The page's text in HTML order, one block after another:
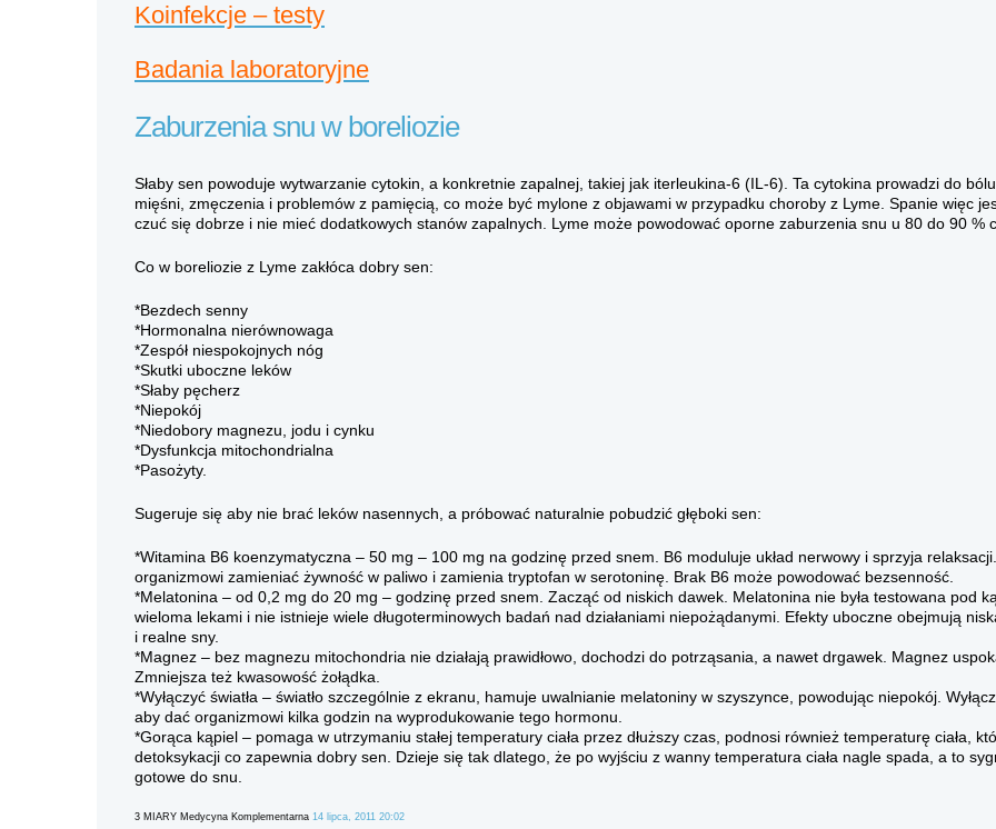
Koinfekcje – testy
Badania laboratoryjne
Zaburzenia snu w boreliozie
Słaby sen powoduje wytwarzanie cytokin, a konkretnie zapalnej, takiej jak iterleukina-6 (IL-6). Ta cytokina prowadzi do
mięśni, zmęczenia i problemów z pamięcią, co może być mylone z objawami w przypadku choroby z Lyme. Spanie więc
czuć się dobrze i nie mieć dodatkowych stanów zapalnych. Lyme może powodować oporne zaburzenia snu u 80 do 90 %
Co w boreliozie z Lyme zakłóca dobry sen:
*Bezdech senny
*Hormonalna nierównowaga
*Zespół niespokojnych nóg
*Skutki uboczne leków
*Słaby pęcherz
*Niepokój
*Niedobory magnezu, jodu i cynku
*Dysfunkcja mitochondrialna
*Pasożyty.
Sugeruje się aby nie brać leków nasennych, a próbować naturalnie pobudzić głęboki sen:
*Witamina B6 koenzymatyczna – 50 mg – 100 mg na godzinę przed snem. B6 moduluje układ nerwowy i sprzyja
organizmowi zamieniać żywność w paliwo i zamienia tryptofan w serotoninę. Brak B6 może powodować bezsenność.
*Melatonina – od 0,2 mg do 20 mg – godzinę przed snem. Zacząć od niskich dawek. Melatonina nie była testowana pod
wieloma lekami i nie istnieje wiele długoterminowych badań nad działaniami niepożądanymi. Efekty uboczne obejmują
i realne sny.
*Magnez – bez magnezu mitochondria nie działają prawidłowo, dochodzi do potrząsania, a nawet drgawek. Magnez
Zmniejsza też kwasowość żołądka.
*Wyłączyć światła – światło szczególnie z ekranu, hamuje uwalnianie melatoniny w szyszynce, powodując niepokój.
aby dać organizmowi kilka godzin na wyprodukowanie tego hormonu.
*Gorąca kąpiel – pomaga w utrzymaniu stałej temperatury ciała przez dłuższy czas, podnosi również temperaturę ciała,
detoksykacji co zapewnia dobry sen. Dzieje się tak dlatego, że po wyjściu z wanny temperatura ciała nagle spada, a to
gotowe do snu.
3 MIARY Medycyna Komplementarna 14 lipca, 2011 20:02